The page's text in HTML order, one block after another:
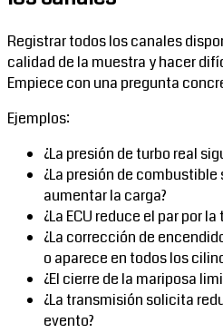
Registrar todos los canales
calidad de la muestra y hacer
Empiece con una pregunta
Ejemplos:
¿La presión de turbo real
¿La presión de
aumentar la carga?
¿La ECU reduce el par por
¿La corrección de
o aparece en todos los
¿El cierre de la mariposa
¿La transmisión solicita
evento?